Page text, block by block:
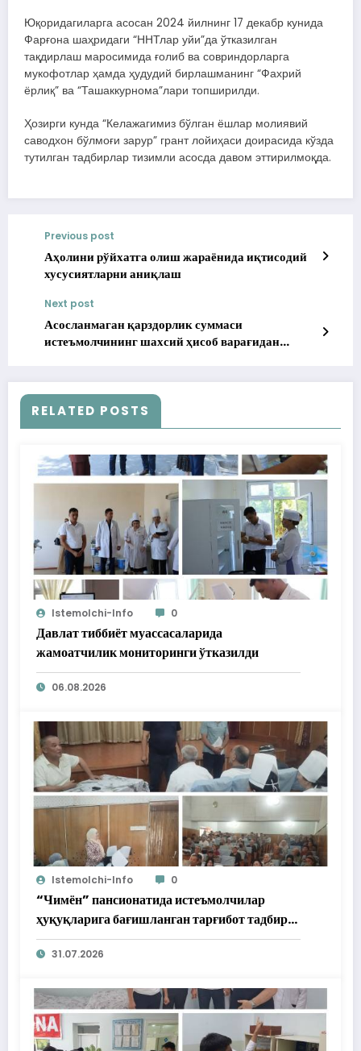
Юқоридагиларга асосан 2024 йилнинг 17 декабр кунида
Фарғона шаҳридаги “ННТлар уйи”да ўтказилган
тақдирлаш маросимида ғолиб ва совриндорларга
мукофотлар ҳамда ҳудудий бирлашманинг “Фахрий
ёрлиқ” ва “Ташаккурнома”лари топширилди.
Ҳозирги кунда “Келажагимиз бўлган ёшлар молиявий
саводхон бўлмоғи зарур” грант лойиҳаси доирасида кўзда
тутилган тадбирлар тизимли асосда давом эттирилмоқда.
Previous post
Аҳолини рўйхатга олиш жараёнида иқтисодий
хусусиятларни аниқлаш
Next post
Асосланмаган қарздорлик суммаси
истеъмолчининг шахсий ҳисоб варағидан
RELATED POSTS
Istemolchi-Info 0
Давлат тиббиёт муассасаларида
жамоатчилик мониторинги ўтказилди
06.08.2026
Istemolchi-Info 0
“Чимён” пансионатида истеъмолчилар
ҳуқуқларига бағишланган тарғибот тадбири
ўтказилди
31.07.2026